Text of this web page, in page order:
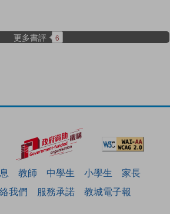
更多書評 6
教師 中學生 小學生
家長
我們 服務承諾 教城電子報